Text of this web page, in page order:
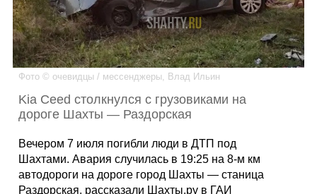
Гороскоп
Карты
Фотогалерея
Фото © очевидцы / мессенджеры, Влад Ильин
Kia Ceed столкнулся с грузовиками на
дороге Шахты — Раздорская
Вечером 7 июля погибли люди в ДТП под
Шахтами. Авария случилась в 19:25 на 8-м км
автодороги на дороге город Шахты — станица
Раздорская, рассказали Шахты.ру в ГАИ